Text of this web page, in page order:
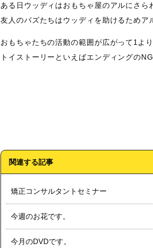
ある日ウッディはおもちゃ屋のアルにさら
友人のバズたちはウッディを助けるためア
おもちゃたちの活動の範囲が広がって1よ
トイストーリーといえばエンディングの
関連する記事
矯正コンサルタントセミナー
今週のお花です。
今月のDVDです。